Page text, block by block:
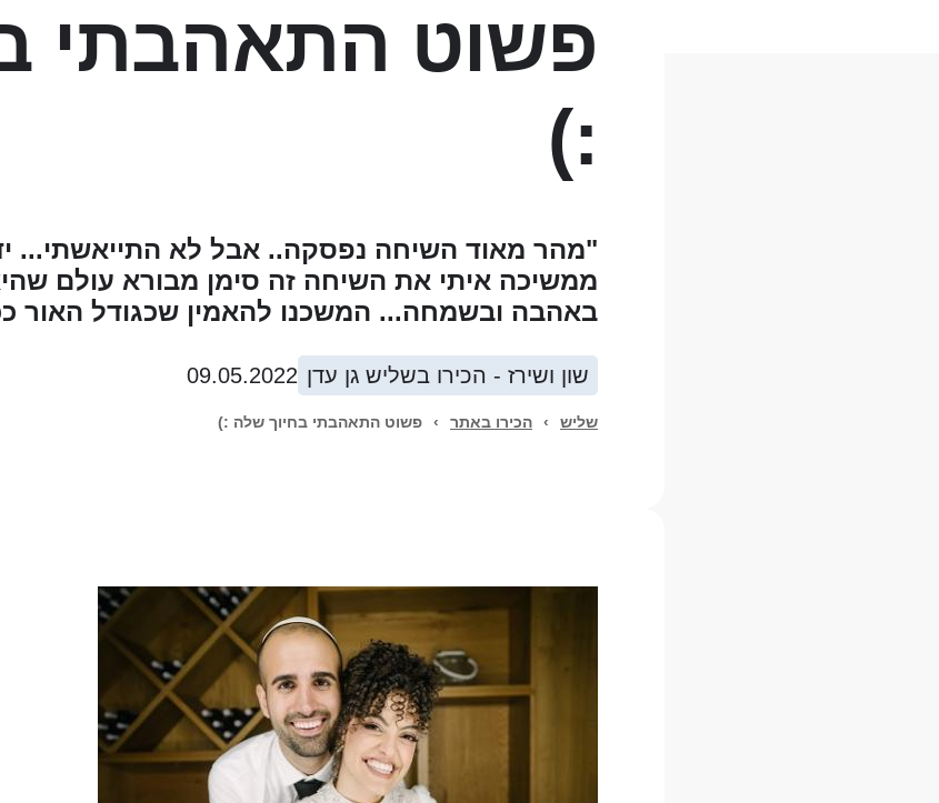
פשוט התאהבתי
:)
"מהר מאוד השיחה נפסקה.. אבל לא התייאשתי...
ממשיכה איתי את השיחה זה סימן מבורא עולם
באהבה ובשמחה... המשכנו להאמין שכגודל האור
שון ושירז - הכירו בשליש גן עדן 09.05.2022
שליש › הכירו באתר › פשוט התאהבתי בחיוך שלה :)